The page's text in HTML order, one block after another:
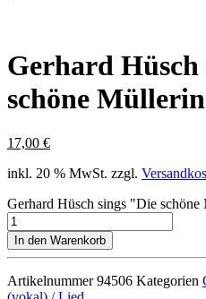
Gerhard Hüsch
schöne
17,00 €
inkl. 20 % MwSt. zzgl.
Gerhard Hüsch sings "Die
In den Warenkorb
Artikelnummer 94506 Kategorien